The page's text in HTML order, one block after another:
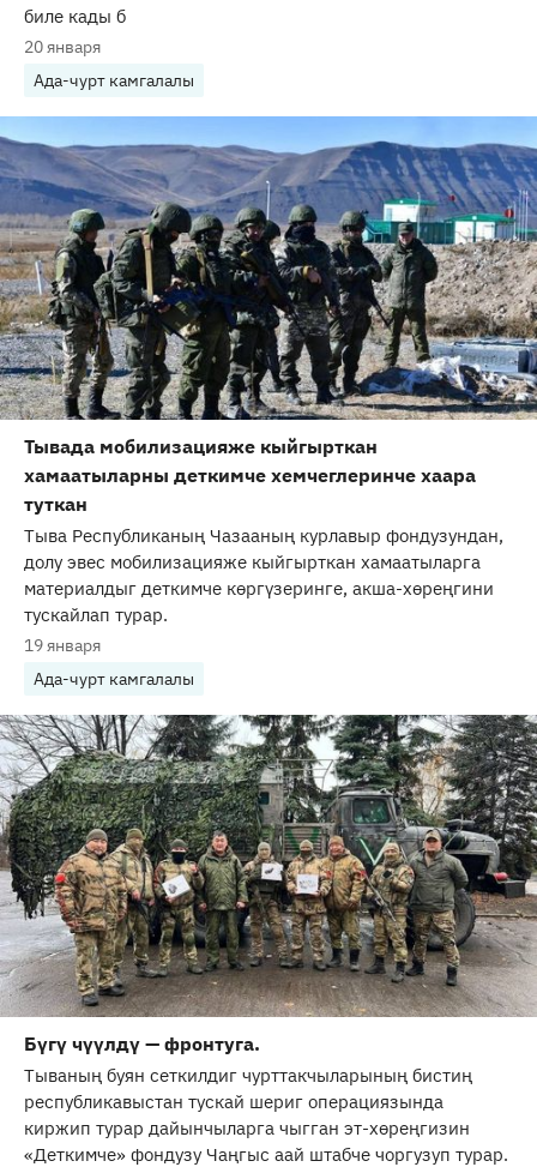
биле кады б
20 января
Ада-чурт камгалалы
Тывада мобилизацияже кыйгырткан
хамаатыларны деткимче хемчеглеринче хаара
туткан
Тыва Республиканың Чазааның курлавыр фондузундан,
долу эвес мобилизацияже кыйгырткан хамаатыларга
материалдыг деткимче көргүзеринге, акша-хөреңгини
тускайлап турар.
19 января
Ада-чурт камгалалы
Бүгү чүүлдү — фронтуга.
Тываның буян сеткилдиг чурттакчыларының бистиң
республикавыстан тускай шериг операциязында
киржип турар дайынчыларга чыгган эт-хөреңгизин
«Деткимче» фондузу Чаңгыс аай штабче чоргузуп турар.